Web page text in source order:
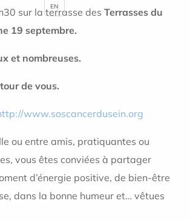
sur la terrasse des Terrasses du
19 septembre.
et nombreuses.
de vous.
www.soscancerdusein.org
ou entre amis, pratiquantes ou
vous êtes conviées à partager
d’énergie positive, de bien-être
dans la bonne humeur et… vêtues
EN